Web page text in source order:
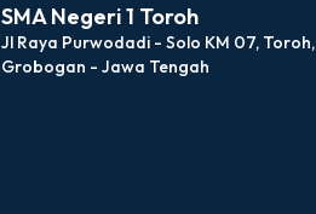
SMA Negeri 1 Toroh
Jl Raya Purwodadi - Solo KM 07, Toroh,
Grobogan - Jawa Tengah